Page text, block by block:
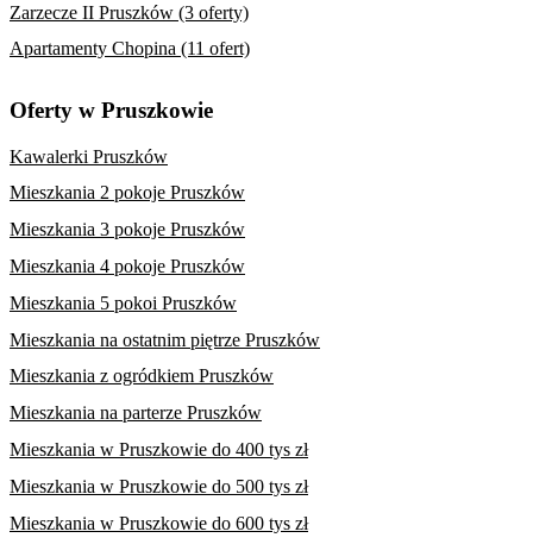
Zarzecze II Pruszków (3 oferty)
Apartamenty Chopina (11 ofert)
Oferty w Pruszkowie
Kawalerki Pruszków
Mieszkania 2 pokoje Pruszków
Mieszkania 3 pokoje Pruszków
Mieszkania 4 pokoje Pruszków
Mieszkania 5 pokoi Pruszków
Mieszkania na ostatnim piętrze Pruszków
Mieszkania z ogródkiem Pruszków
Mieszkania na parterze Pruszków
Mieszkania w Pruszkowie do 400 tys zł
Mieszkania w Pruszkowie do 500 tys zł
Mieszkania w Pruszkowie do 600 tys zł